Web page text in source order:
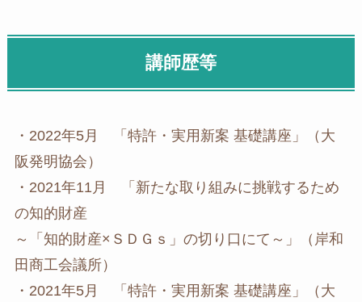
講師歴等
・2022年5月 「特許・実用新案 基礎講座」（大
阪発明協会）
・2021年11月 「新たな取り組みに挑戦するため
の知的財産
～「知的財産×ＳＤＧｓ」の切り口にて～」（岸和
田商工会議所）
・2021年5月 「特許・実用新案 基礎講座」（大